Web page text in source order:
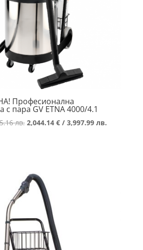
Професионална
с пара GV ETNA 4000/4.1
лв. Original
5,085.16 лв..
2,044.14 €/ 3,997.99 лв.Текущата